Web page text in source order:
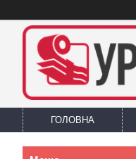
ГОЛОВНА